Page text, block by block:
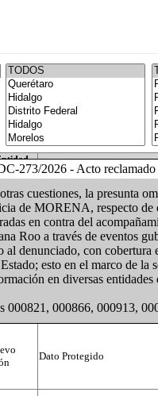
273/2026 - Acto reclamado
cuestiones, la presunta
de MORENA, respecto de
en contra del
Roo a través de eventos
al denunciado, con
esto en el marco de la
en diversas
000821, 000866, 000913,
Juan José Serrato Velasco
José Luis Muñoz Zambrano
Dato Protegido